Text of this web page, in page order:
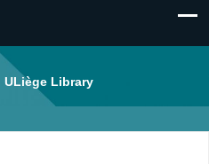
ULiège Library